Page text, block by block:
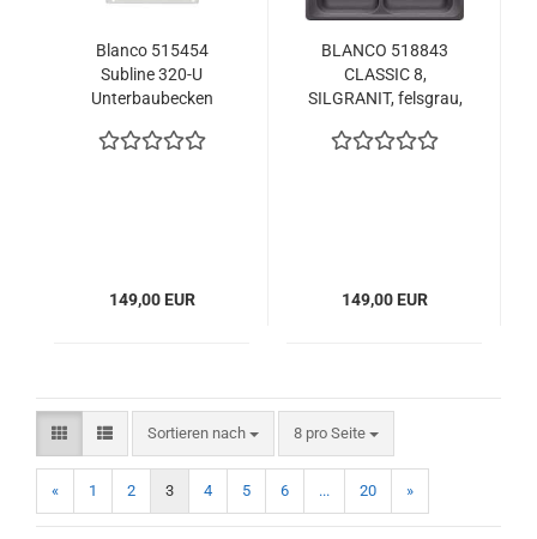
Blanco 515454
Subline 320-U
Unterbaubecken
Seidengrau
149,00 EUR
BLANCO 518843
CLASSIC 8,
SILGRANIT, felsgrau,
Ablauffernbedienung,
149,00 EUR
Sortieren nach
Sortieren nach 8 pro Seite
pro Seite
« 1 2 3 4 5 6 ... 20 »